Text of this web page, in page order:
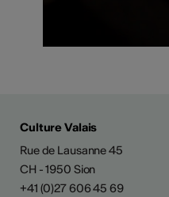
Culture Valais
Rue de Lausanne 45
CH - 1950 Sion
+41 (0)27 606 45 69